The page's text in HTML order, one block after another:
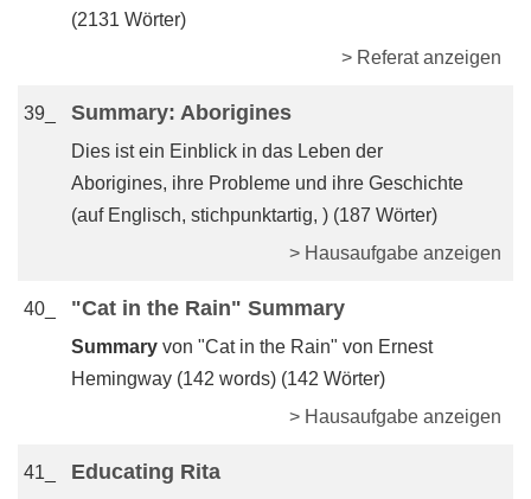
(2131 Wörter)
> Referat anzeigen
39_ Summary: Aborigines
Dies ist ein Einblick in das Leben der
Aborigines, ihre Probleme und ihre Geschichte
(auf Englisch, stichpunktartig, ) (187 Wörter)
> Hausaufgabe anzeigen
40_ "Cat in the Rain" Summary
Summary von "Cat in the Rain" von Ernest
Hemingway (142 words) (142 Wörter)
> Hausaufgabe anzeigen
41_ Educating Rita